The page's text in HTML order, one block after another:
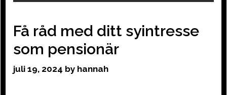
Få råd med ditt syintresse
som pensionär
juli 19, 2024 by hannah